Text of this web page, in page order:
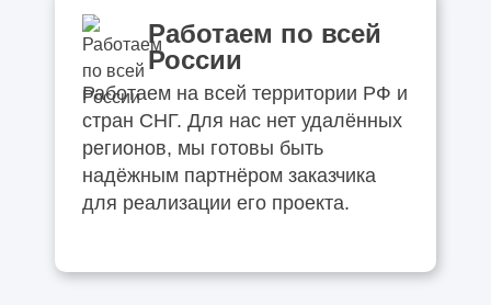
Работаем по всей
России
Работаем на всей территории РФ и
стран СНГ. Для нас нет удалённых
регионов, мы готовы быть
надёжным партнёром заказчика
для реализации его проекта.